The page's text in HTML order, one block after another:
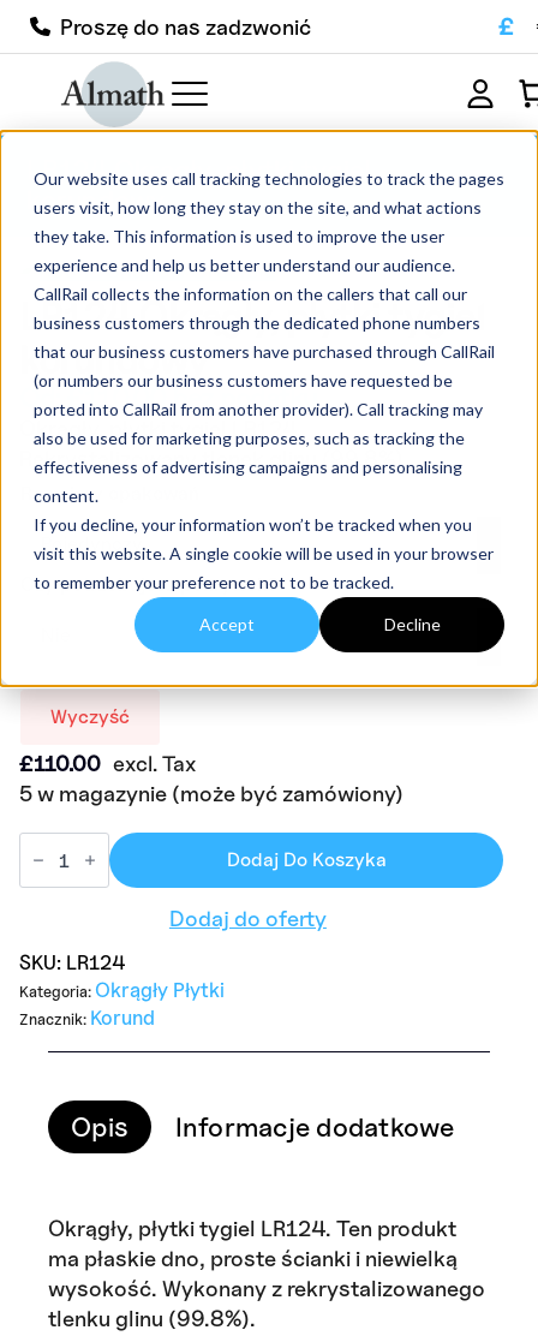
Our website uses call tracking technologies to track the pages
users visit, how long they stay on the site, and what actions
they take. This information is used to improve the user
experience and help us better understand our audience.
CallRail collects the information on the callers that call our
business customers through the dedicated phone numbers
that our business customers have purchased through CallRail
(or numbers our business customers have requested be
ported into CallRail from another provider). Call tracking may
also be used for marketing purposes, such as tracking the
effectiveness of advertising campaigns and personalising
content.
If you decline, your information won’t be tracked when you
visit this website. A single cookie will be used in your browser
to remember your preference not to be tracked.
Accept Decline
Proszę do nas zadzwonić £
LR124 Okrągły, płytki tygiel
korundowy
LR124 Okrągły, płytki tygiel
korundowy
Od:£110.00bez podatku
Okrągły, płytki tygiel LR124.
Rekrystalizowany tlenek glinu (99,8%).
Rozmiary opakowań
Czy potrzebujesz pokrywek?
Wyczyść
£110.00 excl. Tax
5 w magazynie (może być zamówiony)
Dodaj Do Koszyka
Dodaj do oferty
SKU: LR124
Kategoria: Okrągły Płytki
Znacznik: Korund
Opis Informacje dodatkowe
Okrągły, płytki tygiel LR124. Ten produkt
ma płaskie dno, proste ścianki i niewielką
wysokość. Wykonany z rekrystalizowanego
tlenku glinu (99.8%).